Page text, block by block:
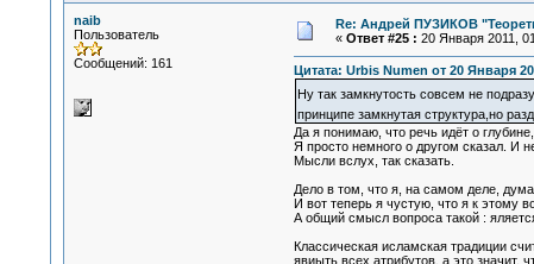
naib
Пользователь
Сообщений: 161
Re: Андрей ПУЗИКОВ
« Ответ #25 : 20 Января 2011,
Цитата: Urbis Numen от 20 Января
Ну так замкнутость совсем не
принципе замкнутая структура,но
Да я понимаю, что речь идёт о
Я просто немного о другом сказал. И
Мысли вслух, так сказать.
Дело в том, что я, на самом деле,
И вот теперь я чустую, что я к этому
А общий смысл вопроса такой :
Классическая исламская традиции
явиыть всех атрибутов, а это значит,